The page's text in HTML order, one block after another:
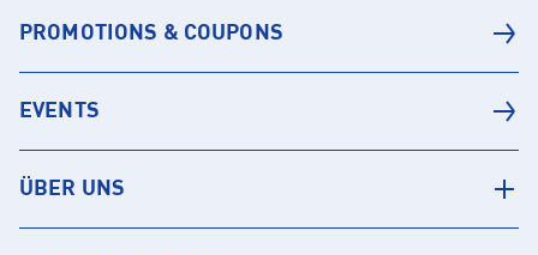
PROMOTIONS & COUPONS
EVENTS
ÜBER UNS